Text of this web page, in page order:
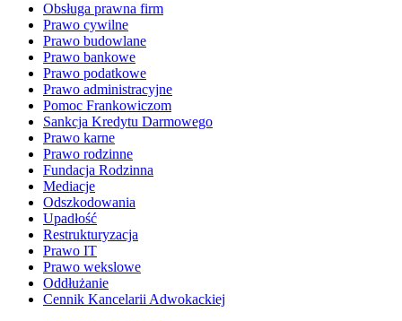
Obsługa prawna firm
Prawo cywilne
Prawo budowlane
Prawo bankowe
Prawo podatkowe
Prawo administracyjne
Pomoc Frankowiczom
Sankcja Kredytu Darmowego
Prawo karne
Prawo rodzinne
Fundacja Rodzinna
Mediacje
Odszkodowania
Upadłość
Restrukturyzacja
Prawo IT
Prawo wekslowe
Oddłużanie
Cennik Kancelarii Adwokackiej